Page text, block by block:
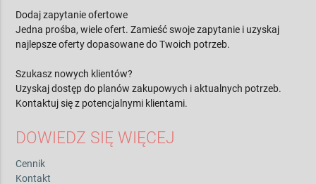
Dodaj zapytanie ofertowe
Jedna prośba, wiele ofert. Zamieść swoje zapytanie i uzyskaj
najlepsze oferty dopasowane do Twoich potrzeb.
Szukasz nowych klientów?
Uzyskaj dostęp do planów zakupowych i aktualnych potrzeb.
Kontaktuj się z potencjalnymi klientami.
DOWIEDZ SIĘ WIĘCEJ
Cennik
Kontakt